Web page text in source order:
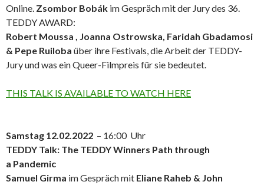
Online. Zsombor Bobák im Gespräch mit der Jury des 36.
TEDDY AWARD:
Robert Moussa , Joanna Ostrowska, Faridah Gbadamosi
& Pepe Ruiloba über ihre Festivals, die Arbeit der TEDDY-
Jury und was ein Queer-Filmpreis für sie bedeutet.
THIS TALK IS AVAILABLE TO WATCH HERE
Samstag 12.02.2022 – 16:00 Uhr
TEDDY Talk: The TEDDY Winners Path through
a Pandemic
Samuel Girma im Gespräch mit Eliane Raheb & John